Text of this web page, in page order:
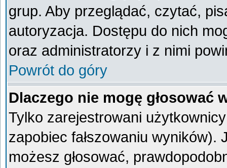
grup. Aby przeglądać, czytać,
autoryzacja. Dostępu do nich
oraz administratorzy i z nimi
Powrót do góry
Dlaczego nie mogę głosować
Tylko zarejestrowani
zapobiec fałszowaniu wyników).
możesz głosować,